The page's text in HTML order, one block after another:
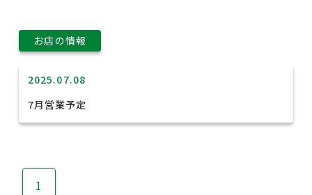
お店の情報
2025.07.08
7月営業予定
1